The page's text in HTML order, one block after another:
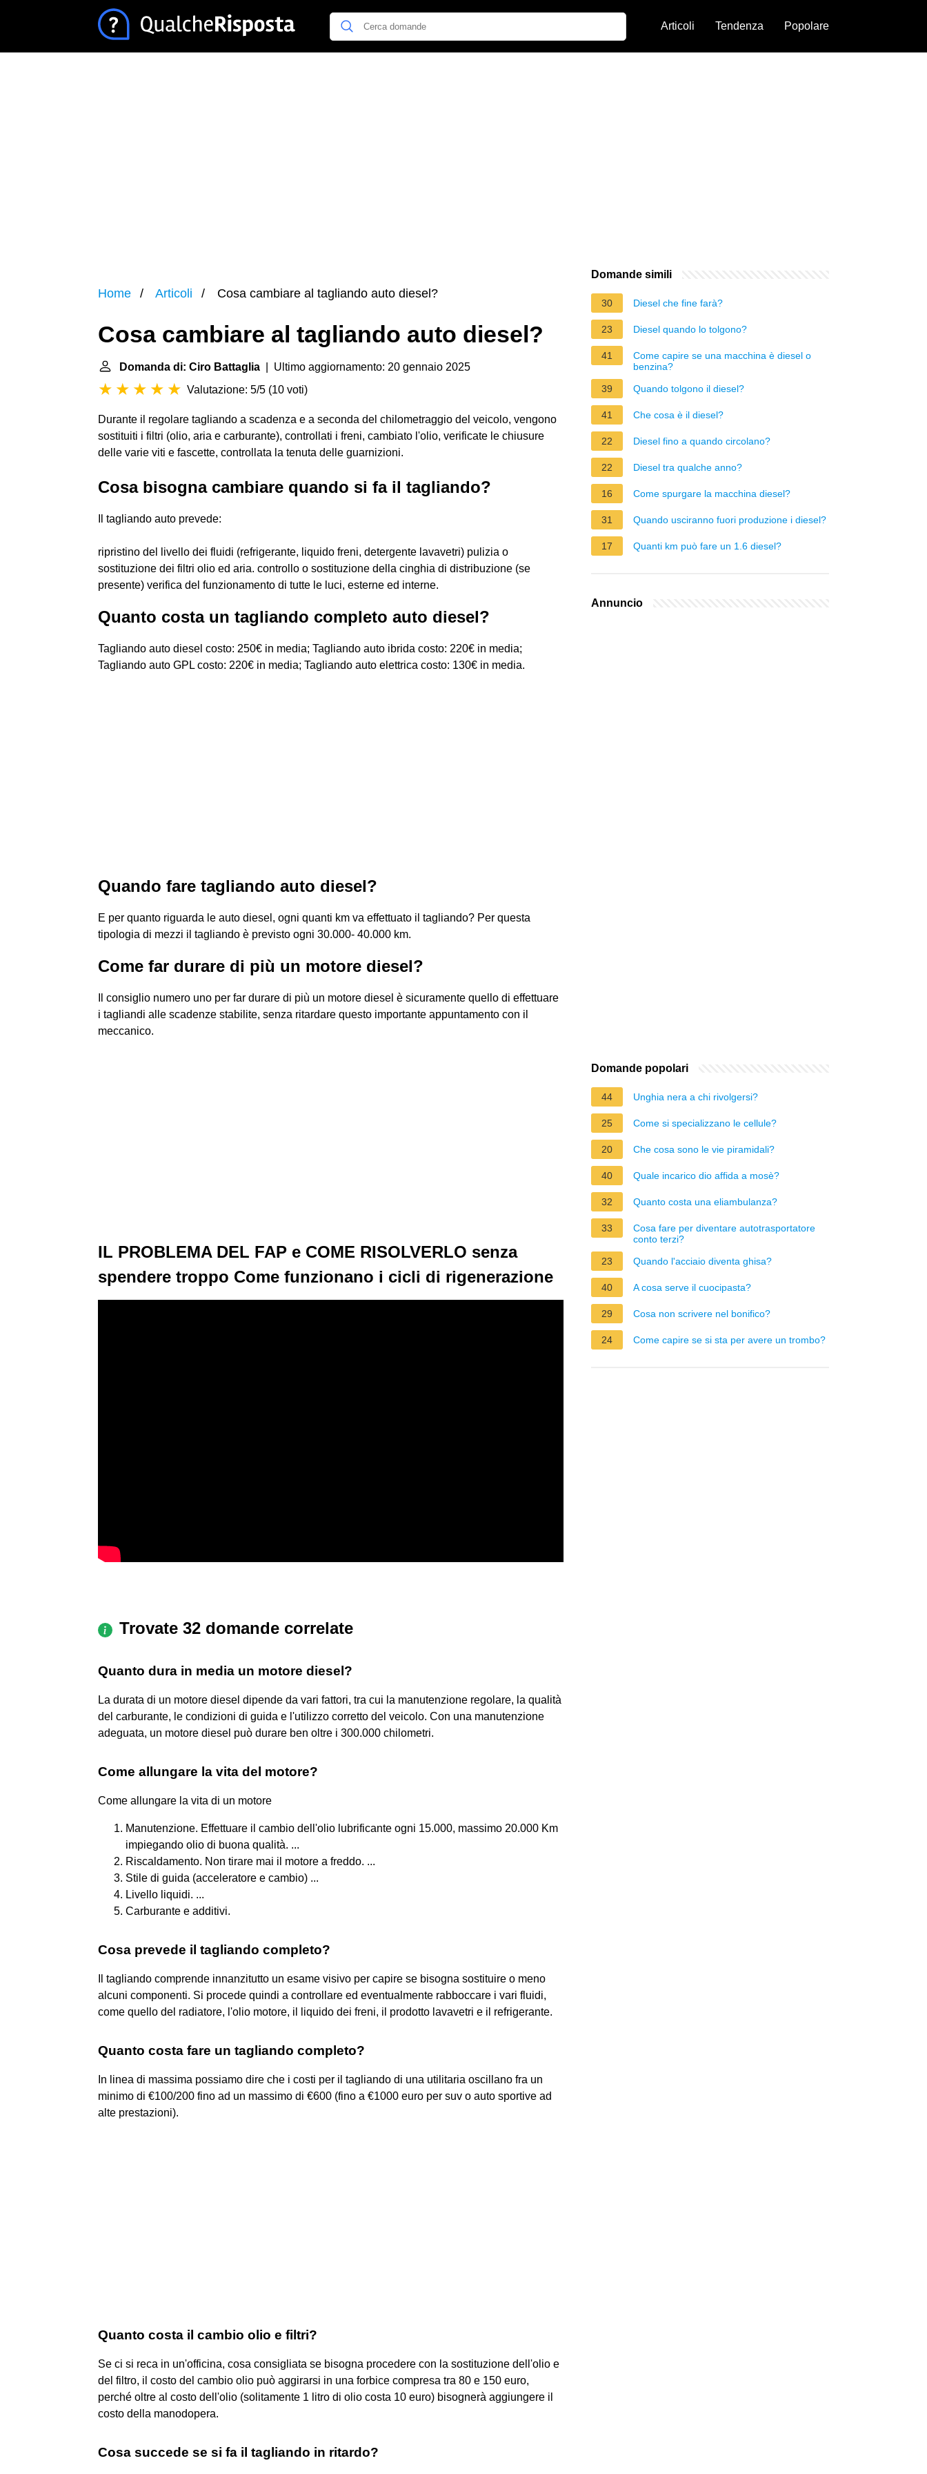
Articoli Tendenza Popolare
Home Articoli Cosa cambiare al tagliando auto diesel?
Cosa cambiare al tagliando auto diesel?
Domanda di: Ciro Battaglia | Ultimo aggiornamento: 20 gennaio 2025
Valutazione: 5/5 (10 voti)
Durante il regolare tagliando a scadenza e a seconda del chilometraggio del veicolo, vengono
sostituiti i filtri (olio, aria e carburante), controllati i freni, cambiato l'olio, verificate le chiusure
delle varie viti e fascette, controllata la tenuta delle guarnizioni.
Cosa bisogna cambiare quando si fa il tagliando?
Il tagliando auto prevede:
ripristino del livello dei fluidi (refrigerante, liquido freni, detergente lavavetri) pulizia o
sostituzione dei filtri olio ed aria. controllo o sostituzione della cinghia di distribuzione (se
presente) verifica del funzionamento di tutte le luci, esterne ed interne.
Quanto costa un tagliando completo auto diesel?
Tagliando auto diesel costo: 250€ in media; Tagliando auto ibrida costo: 220€ in media;
Tagliando auto GPL costo: 220€ in media; Tagliando auto elettrica costo: 130€ in media.
Quando fare tagliando auto diesel?
E per quanto riguarda le auto diesel, ogni quanti km va effettuato il tagliando? Per questa
tipologia di mezzi il tagliando è previsto ogni 30.000- 40.000 km.
Come far durare di più un motore diesel?
Il consiglio numero uno per far durare di più un motore diesel è sicuramente quello di effettuare
i tagliandi alle scadenze stabilite, senza ritardare questo importante appuntamento con il
meccanico.
IL PROBLEMA DEL FAP e COME RISOLVERLO senza
spendere troppo Come funzionano i cicli di rigenerazione
Trovate 32 domande correlate
Quanto dura in media un motore diesel?
La durata di un motore diesel dipende da vari fattori, tra cui la manutenzione regolare, la qualità
del carburante, le condizioni di guida e l'utilizzo corretto del veicolo. Con una manutenzione
adeguata, un motore diesel può durare ben oltre i 300.000 chilometri.
Come allungare la vita del motore?
Come allungare la vita di un motore
Manutenzione. Effettuare il cambio dell'olio lubrificante ogni 15.000, massimo 20.000 Km
impiegando olio di buona qualità. ...
Riscaldamento. Non tirare mai il motore a freddo. ...
Stile di guida (acceleratore e cambio) ...
Livello liquidi. ...
Carburante e additivi.
Cosa prevede il tagliando completo?
Il tagliando comprende innanzitutto un esame visivo per capire se bisogna sostituire o meno
alcuni componenti. Si procede quindi a controllare ed eventualmente rabboccare i vari fluidi,
come quello del radiatore, l'olio motore, il liquido dei freni, il prodotto lavavetri e il refrigerante.
Quanto costa fare un tagliando completo?
In linea di massima possiamo dire che i costi per il tagliando di una utilitaria oscillano fra un
minimo di €100/200 fino ad un massimo di €600 (fino a €1000 euro per suv o auto sportive ad
alte prestazioni).
Quanto costa il cambio olio e filtri?
Se ci si reca in un'officina, cosa consigliata se bisogna procedere con la sostituzione dell'olio e
del filtro, il costo del cambio olio può aggirarsi in una forbice compresa tra 80 e 150 euro,
perché oltre al costo dell'olio (solitamente 1 litro di olio costa 10 euro) bisognerà aggiungere il
costo della manodopera.
Cosa succede se si fa il tagliando in ritardo?
Domande simili
30 Diesel che fine farà?
23 Diesel quando lo tolgono?
41
Come capire se una macchina è diesel o
benzina?
39
Quando tolgono il diesel?
41 Che cosa è il diesel?
22 Diesel fino a quando circolano?
22 Diesel tra qualche anno?
16 Come spurgare la macchina diesel?
31 Quando usciranno fuori produzione i diesel?
17 Quanti km può fare un 1.6 diesel?
Annuncio
Domande popolari
44 Unghia nera a chi rivolgersi?
25 Come si specializzano le cellule?
20 Che cosa sono le vie piramidali?
40 Quale incarico dio affida a mosè?
32 Quanto costa una eliambulanza?
33
Cosa fare per diventare autotrasportatore
conto terzi?
23
Quando l'acciaio diventa ghisa?
40 A cosa serve il cuocipasta?
29 Cosa non scrivere nel bonifico?
24 Come capire se si sta per avere un trombo?